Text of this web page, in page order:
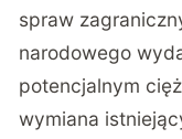
spraw
narodowego
potencjalnym
wymiana